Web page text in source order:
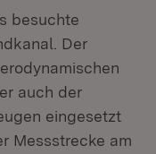
besuchte
Der
auch der
eingesetzt
Messstrecke am